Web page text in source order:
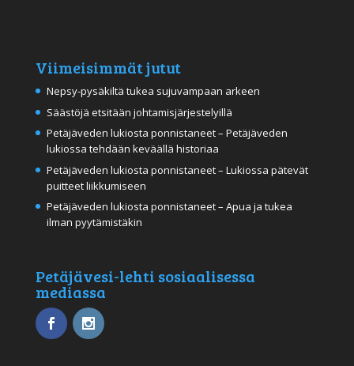
Viimeisimmät jutut
Nepsy-pysäkiltä tukea sujuvampaan arkeen
Säästöjä etsitään johtamisjärjestelyillä
Petäjäveden lukiosta ponnistaneet – Petäjäveden
lukiossa tehdään keväällä historiaa
Petäjäveden lukiosta ponnistaneet – Lukiossa pätevät
puitteet liikkumiseen
Petäjäveden lukiosta ponnistaneet – Apua ja tukea
ilman pyytämistäkin
Petäjävesi-lehti sosiaalisessa
mediassa